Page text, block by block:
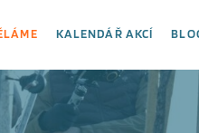
KALENDÁŘ AKCÍ